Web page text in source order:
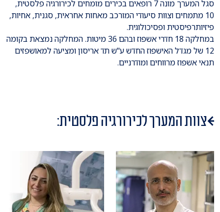
סגל המערך מונה 7 רופאים בכירים מומחים לכירורגיה פלסטית,
10 מתמחים וצוות סיעודי המורכב מאחות אחראית, סגנית, אחיות,
פיזיותרפיסטית ופסיכולוגית.
במחלקה 18 חדרי אשפוז ובהם 36 מיטות. המחלקה נמצאת בקומה
12 של מגדל האישפוז החדש ע"ש תד אריסון ומציעה למאושפזים
תנאי אשפוז מרווחים ומודרניים.
צוות המערך לכירורגיה פלסטית: